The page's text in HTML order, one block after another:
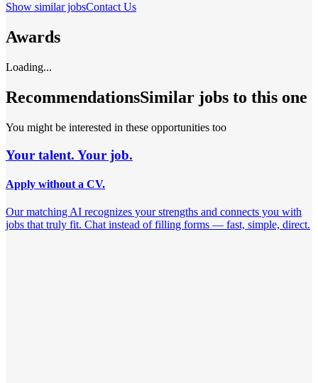
Show similar jobsContact Us
Awards
Loading...
RecommendationsSimilar jobs to this one
You might be interested in these opportunities too
Your talent. Your job.
Apply without a CV.
Our matching AI recognizes your strengths and connects you with
jobs that truly fit. Chat instead of filling forms — fast, simple, direct.